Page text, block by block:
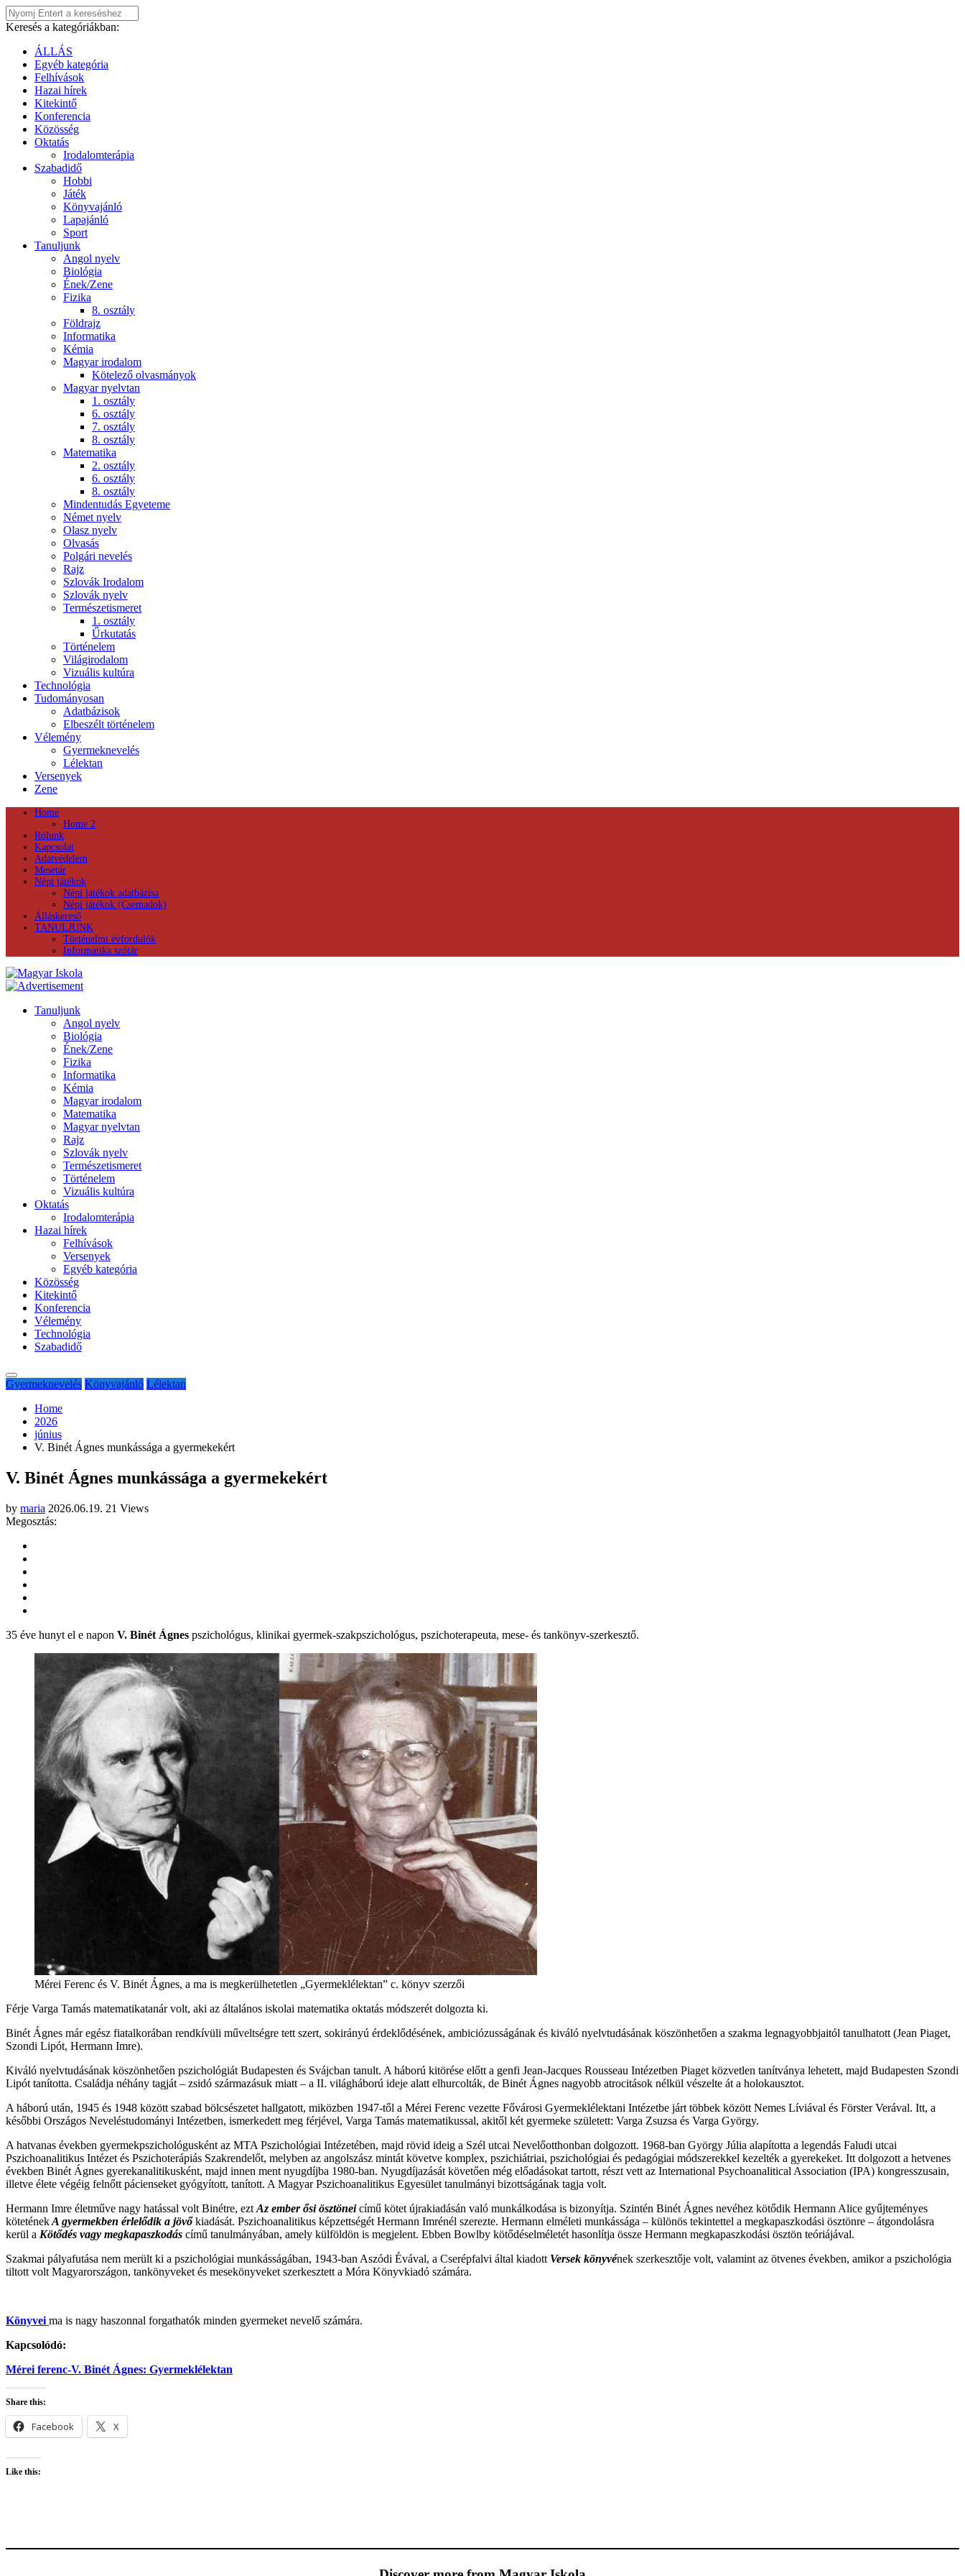
Keresés a kategóriákban:
ÁLLÁS
Egyéb kategória
Felhívások
Hazai hírek
Kitekintő
Konferencia
Közösség
Oktatás
Irodalomterápia
Szabadidő
Hobbi
Játék
Könyvajánló
Lapajánló
Sport
Tanuljunk
Angol nyelv
Biológia
Ének/Zene
Fizika
8. osztály
Földrajz
Informatika
Kémia
Magyar irodalom
Kötelező olvasmányok
Magyar nyelvtan
1. osztály
6. osztály
7. osztály
8. osztály
Matematika
2. osztály
6. osztály
8. osztály
Mindentudás Egyeteme
Német nyelv
Olasz nyelv
Olvasás
Polgári nevelés
Rajz
Szlovák Irodalom
Szlovák nyelv
Természetismeret
1. osztály
Űrkutatás
Történelem
Világirodalom
Vizuális kultúra
Technológia
Tudományosan
Adatbázisok
Elbeszélt történelem
Vélemény
Gyermeknevelés
Lélektan
Versenyek
Zene
Home
Home 2
Rólunk
Kapcsolat
Adatvédelem
Mesetár
Népi játékok
Népi játékok adatbázisa
Népi játékok (Csemadok)
Álláskereső
TANULJUNK
Történelmi évfordulók
Informatika szótár
Tanuljunk
Angol nyelv
Biológia
Ének/Zene
Fizika
Informatika
Kémia
Magyar irodalom
Matematika
Magyar nyelvtan
Rajz
Szlovák nyelv
Természetismeret
Történelem
Vizuális kultúra
Oktatás
Irodalomterápia
Hazai hírek
Felhívások
Versenyek
Egyéb kategória
Közösség
Kitekintő
Konferencia
Vélemény
Technológia
Szabadidő
Gyermeknevelés Könyvajánló Lélektan
Home
2026
június
V. Binét Ágnes munkássága a gyermekekért
V. Binét Ágnes munkássága a gyermekekért
by maria 2026.06.19. 21 Views
Megosztás:
35 éve hunyt el e napon V. Binét Ágnes pszichológus, klinikai gyermek-szakpszichológus, pszichoterapeuta, mese- és tankönyv-szerkesztő.
Mérei Ferenc és V. Binét Ágnes, a ma is megkerülhetetlen „Gyermeklélektan” c. könyv szerzői
Férje Varga Tamás matematikatanár volt, aki az általános iskolai matematika oktatás módszerét dolgozta ki.
Binét Ágnes már egész fiatalkorában rendkívüli műveltségre tett szert, sokirányú érdeklődésének, ambiciózusságának és kiváló nyelvtudásának köszönhetően a szakma legnagyobbjaitól tanulhatott (Jean Piaget,
Szondi Lipót, Hermann Imre).
Kiváló nyelvtudásának köszönhetően pszichológiát Budapesten és Svájcban tanult. A háború kitörése előtt a genfi Jean-Jacques Rousseau Intézetben Piaget közvetlen tanítványa lehetett, majd Budapesten Szondi
Lipót tanította. Családja néhány tagját – zsidó származásuk miatt – a II. világháború ideje alatt elhurcolták, de Binét Ágnes nagyobb atrocitások nélkül vészelte át a holokausztot.
A háború után, 1945 és 1948 között szabad bölcsészetet hallgatott, miközben 1947-től a Mérei Ferenc vezette Fővárosi Gyermeklélektani Intézetbe járt többek között Nemes Líviával és Förster Verával. Itt, a
későbbi Országos Neveléstudományi Intézetben, ismerkedett meg férjével, Varga Tamás matematikussal, akitől két gyermeke született: Varga Zsuzsa és Varga György.
A hatvanas években gyermekpszichológusként az MTA Pszichológiai Intézetében, majd rövid ideig a Szél utcai Nevelőotthonban dolgozott. 1968-ban György Júlia alapította a legendás Faludi utcai
Pszichoanalitikus Intézet és Pszichoterápiás Szakrendelőt, melyben az angolszász mintát követve komplex, pszichiátriai, pszichológiai és pedagógiai módszerekkel kezelték a gyerekeket. Itt dolgozott a hetvenes
években Binét Ágnes gyerekanalitikusként, majd innen ment nyugdíjba 1980-ban. Nyugdíjazását követően még előadásokat tartott, részt vett az International Psychoanalitical Association (IPA) kongresszusain,
illetve élete végéig felnőtt pácienseket gyógyított, tanított. A Magyar Pszichoanalitikus Egyesület tanulmányi bizottságának tagja volt.
Hermann Imre életműve nagy hatással volt Binétre, ezt Az ember ősi ösztöneicímű kötet újrakiadásán való munkálkodása is bizonyítja. Szintén Binét Ágnes nevéhez kötődik Hermann Alice gyűjteményes
köteténekA gyermekben érlelődik a jövőkiadását. Pszichoanalitikus képzettségét Hermann Imrénél szerezte. Hermann elméleti munkássága – különös tekintettel a megkapaszkodási ösztönre – átgondolásra
kerül a Kötődés vagy megkapaszkodás című tanulmányában, amely külföldön is megjelent. Ebben Bowlby kötődéselméletét hasonlítja össze Hermann megkapaszkodási ösztön teóriájával.
Szakmai pályafutása nem merült ki a pszichológiai munkásságában, 1943-ban Aszódi Évával, a Cserépfalvi által kiadott Versek könyvének szerkesztője volt, valamint az ötvenes években, amikor a pszichológia
tiltott volt Magyarországon, tankönyveket és mesekönyveket szerkesztett a Móra Könyvkiadó számára.
Könyvei ma is nagy haszonnal forgathatók minden gyermeket nevelő számára.
Kapcsolódó:
Mérei ferenc-V. Binét Ágnes: Gyermeklélektan
Share this:
Facebook X
Like this: